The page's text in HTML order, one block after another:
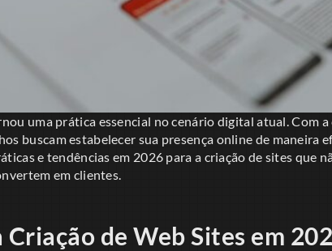
uma prática essencial no cenário digital atual. Com
buscam estabelecer sua presença online de maneira
e tendências em 2026 para a criação de sites que
em clientes.
de Web Sites em